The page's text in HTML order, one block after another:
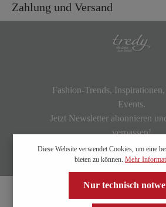
Zahlung und Versand
Fashion-Trends,
Events.
Jetzt Newsletter abonnieren
verpassen!
Diese Website verwendet Cookies, um eine
bieten zu können. Mehr
Nur technisch